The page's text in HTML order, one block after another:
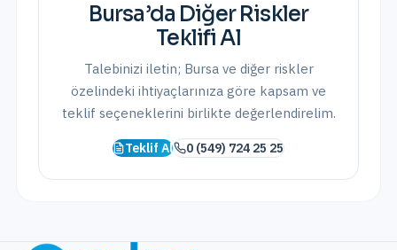
Bursa’da Diğer Riskler
Teklifi Al
Talebinizi iletin; Bursave diğer riskler
özelindeki ihtiyaçlarınıza göre kapsam ve
teklif seçeneklerini birlikte değerlendirelim.
Teklif Al 0 (549) 724 25 25